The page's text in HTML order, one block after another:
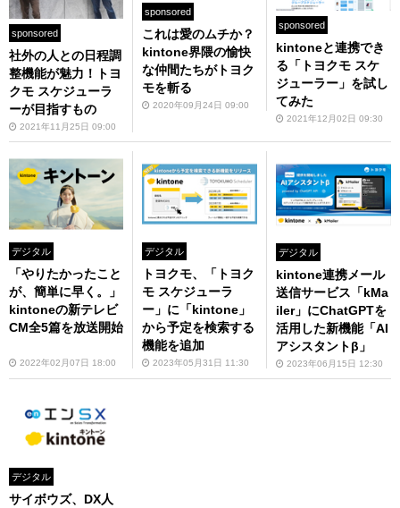
sponsored
社外の人との日程調
整機能が魅力！トヨ
クモ スケジューラ
ーが目指すもの
2021年11月25日 09:00
sponsored
これは愛のムチか？
kintone界隈の愉快
な仲間たちがトヨク
モを斬る
2020年09月24日 09:00
sponsored
kintoneと連携でき
る「トヨクモ スケ
ジューラー」を試し
てみた
2021年12月02日 09:30
デジタル
「やりたかったこと
が、簡単に早く。」
kintoneの新テレビ
CM全5篇を放送開始
2022年02月07日 18:00
デジタル
トヨクモ、「トヨク
モ スケジューラ
ー」に「kintone」
から予定を検索する
機能を追加
2023年05月31日 11:30
デジタル
kintone連携メール
送信サービス「kMa
iler」にChatGPTを
活用した新機能「AI
アシスタントβ」
2023年06月15日 12:30
デジタル
サイボウズ、DX人